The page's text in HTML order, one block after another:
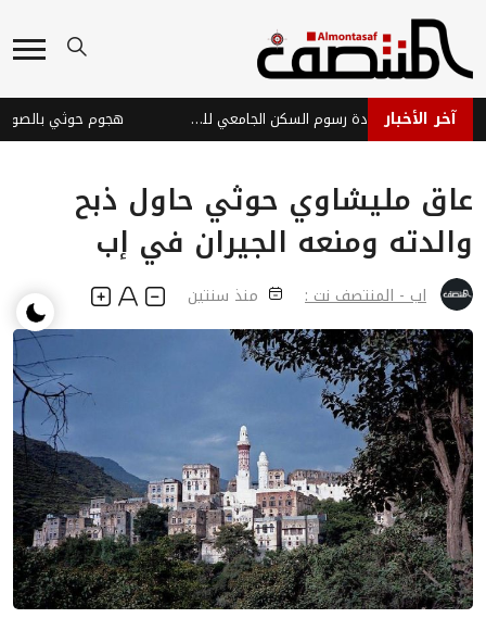
آخر الأخبار رئيس جامعة تعز يلغي زيادة رسوم السكن الجامعي للطالبات
عاق مليشاوي حوثي حاول ذبح
والدته ومنعه الجيران في إب
اب - المنتصف نت : منذ سنتين